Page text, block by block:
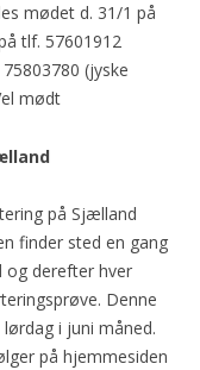
mødet d. 31/1 på
tlf. 57601912
(jyske
mødt
på Sjælland
finder sted en gang
og derefter hver
Denne
i juni måned.
på hjemmesiden